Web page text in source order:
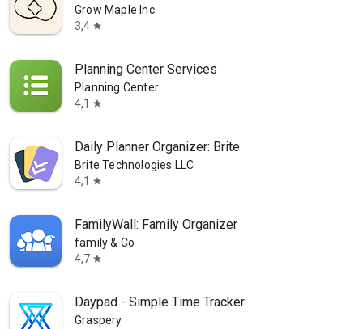
Grow Maple Inc.
3,4 star
Planning Center Services
Planning Center
4,1
star
Daily Planner Organizer: Brite
Brite Technologies LLC
4,1
star
FamilyWall: Family Organizer
family & Co
4,7 star
Daypad - Simple Time Tracker
Graspery